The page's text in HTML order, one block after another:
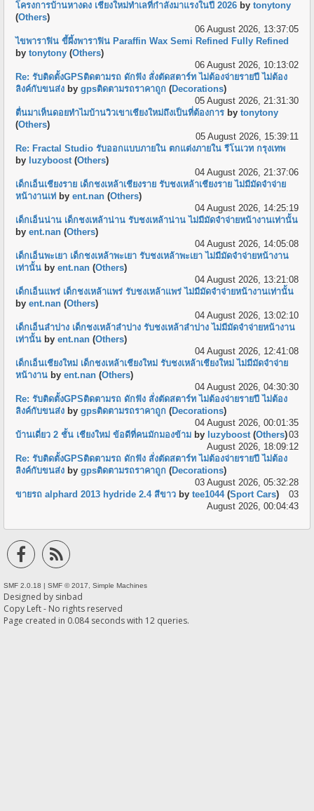
โครงการบ้านหางดง เชียงใหม่ทำเลที่กำลังมาแรงในปี 2026 bytonytony
(Others)
06 August 2026, 13:37:05
ไขพาราฟิน ขี้ผึ้งพาราฟิน Paraffin Wax Semi Refined Fully Refined
bytonytony (Others)
06 August 2026, 10:13:02
Re: รับติดตั้งGPSติดตามรถ ดักฟัง สั่งตัดสตาร์ท ไม่ต้องจ่ายรายปี ไม่ต้อง
ลิงค์กับขนส่ง bygpsติดตามรถราคาถูก (Decorations)
05 August 2026, 21:31:30
ตื่นมาเห็นดอยทำไมบ้านวิวเขาเชียงใหม่ถึงเป็นที่ต้องการ bytonytony
(Others)
05 August 2026, 15:39:11
Re: Fractal Studio รับออกแบบภายใน ตกแต่งภายใน รีโนเวท กรุงเทพ
by luzyboost(Others)
04 August 2026, 21:37:06
เด็กเอ็นเชียงราย เด็กชงเหล้าเชียงราย รับชงเหล้าเชียงราย ไม่มีมัดจำจ่าย
หน้างานเท่ byent.nan (Others)
04 August 2026, 14:25:19
เด็กเอ็นน่าน เด็กชงเหล้าน่าน รับชงเหล้าน่าน ไม่มีมัดจำจ่ายหน้างานเท่านั้น
byent.nan (Others)
04 August 2026, 14:05:08
เด็กเอ็นพะเยา เด็กชงเหล้าพะเยา รับชงเหล้าพะเยา ไม่มีมัดจำจ่ายหน้างาน
เท่านั้น byent.nan (Others)
04 August 2026, 13:21:08
เด็กเอ็นแพร่ เด็กชงเหล้าแพร่ รับชงเหล้าแพร่ ไม่มีมัดจำจ่ายหน้างานเท่านั้น
byent.nan (Others)
04 August 2026, 13:02:10
เด็กเอ็นลำปาง เด็กชงเหล้าลำปาง รับชงเหล้าลำปาง ไม่มีมัดจำจ่ายหน้างาน
เท่านั้น byent.nan (Others)
04 August 2026, 12:41:08
เด็กเอ็นเชียงใหม่ เด็กชงเหล้าเชียงใหม่ รับชงเหล้าเชียงใหม่ ไม่มีมัดจำจ่าย
หน้างาน byent.nan (Others)
04 August 2026, 04:30:30
Re: รับติดตั้งGPSติดตามรถ ดักฟัง สั่งตัดสตาร์ท ไม่ต้องจ่ายรายปี ไม่ต้อง
ลิงค์กับขนส่ง bygpsติดตามรถราคาถูก (Decorations)
04 August 2026, 00:01:35
บ้านเดี่ยว 2 ชั้น เชียงใหม่ ข้อดีที่คนมักมองข้าม by luzyboost(Others)03
August 2026, 18:09:12
Re: รับติดตั้งGPSติดตามรถ ดักฟัง สั่งตัดสตาร์ท ไม่ต้องจ่ายรายปี ไม่ต้อง
ลิงค์กับขนส่ง bygpsติดตามรถราคาถูก (Decorations)
03 August 2026, 05:32:28
ขายรถ alphard 2013 hydride 2.4 สีขาว bytee1044(Sport Cars)
03
August 2026, 00:04:43
SMF 2.0.18 | SMF © 2017 Simple Machines
Designed by sinbad
Copy Left - No rights reserved
Page created in 0.084 seconds with 12 queries.